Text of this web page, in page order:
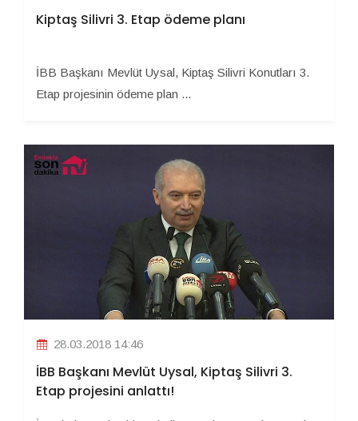
Kiptaş Silivri 3. Etap ödeme planı
İBB Başkanı Mevlüt Uysal, Kiptaş Silivri Konutları 3.
Etap projesinin ödeme plan ...
28.03.2018 14:46
İBB Başkanı Mevlüt Uysal, Kiptaş Silivri 3.
Etap projesini anlattı!